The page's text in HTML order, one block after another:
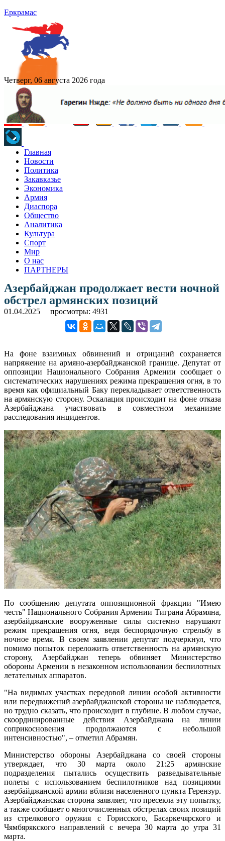
Еркрамас
Четверг, 06 августа 2026 года
Главная
Новости
Политика
Закавказье
Экономика
Армия
Диаспора
Общество
Аналитика
Культура
Спорт
Мир
О нас
ПАРТНЕРЫ
Азербайджан продолжает вести ночной
обстрел армянских позиций
01.04.2025 просмотры: 4931
На фоне взаимных обвинений и отрицаний сохраняется
напряжение на армяно-азербайджанской границе. Депутат от
оппозиции Национального Собрания Армении сообщает о
систематических нарушениях режима прекращения огня, в то
время как официальный Баку перекладывает ответственность
на армянскую сторону. Эскалация происходит на фоне отказа
Азербайджана участвовать в совместном механизме
расследования инцидентов.
По сообщению депутата оппозиционной фракции "Имею
честь" Национального Собрания Армении Тиграна Абрамяна,
азербайджанские вооруженные силы системно нарушают
режим прекращения огня, ведя беспорядочную стрельбу в
ночное время. В своем заявлении депутат подчеркнул, что
помимо попыток переложить ответственность на армянскую
сторону, Азербайджан теперь обвиняет Министерство
обороны Армении в незаконном использовании беспилотных
летательных аппаратов.
"На видимых участках передовой линии особой активности
или передвижений азербайджанской стороны не наблюдается,
но трудно сказать, что происходит в глубине. В любом случае,
скоординированные действия Азербайджана на линии
соприкосновения продолжаются с небольшой
интенсивностью", – отметил Абрамян.
Министерство обороны Азербайджана со своей стороны
утверждает, что 30 марта около 21:25 армянские
подразделения пытались осуществить разведывательные
полеты с использованием беспилотников над позициями
азербайджанской армии вблизи населенного пункта Герензур.
Азербайджанская сторона заявляет, что пресекла эту попытку,
а также сообщает о многочисленных обстрелах своих позиций
из стрелкового оружия с Горисского, Басаркечярского и
Чямбярякского направлений с вечера 30 марта до утра 31
марта.